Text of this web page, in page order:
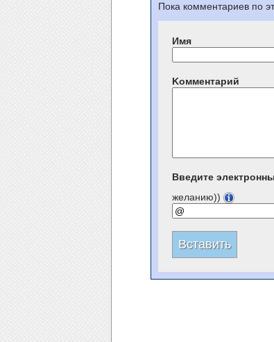
Пока комментариев по
Имя
Kомментарий
Введите
желанию))